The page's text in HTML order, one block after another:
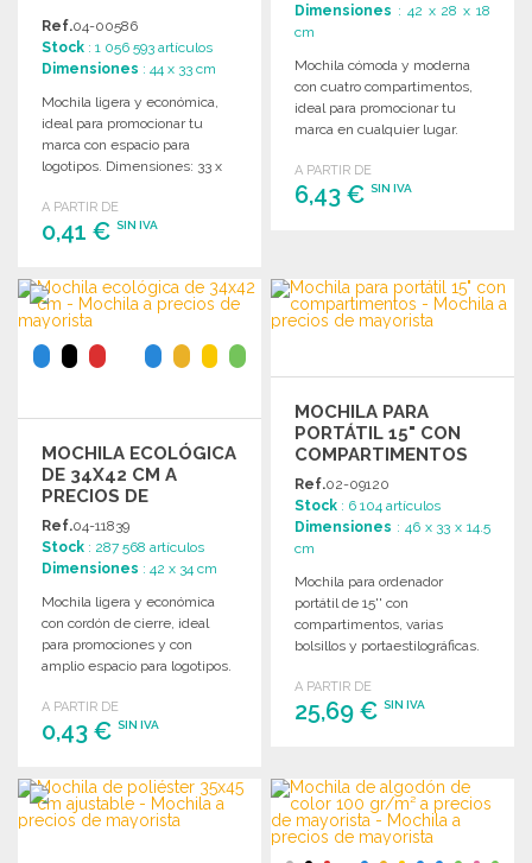
Ref.04-00586
Stock : 1 056 593 artículos
Dimensiones : 44 x 33 cm
Mochila ligera y económica,
ideal para promocionar tu
marca con espacio para
logotipos. Dimensiones: 33 x
A PARTIR DE
0,41 € SIN IVA
PEDIR
Solicitar un presupuesto
Dimensiones : 42 x 28 x 18
cm
Mochila cómoda y moderna
con cuatro compartimentos,
ideal para promocionar tu
marca en cualquier lugar.
A PARTIR DE
6,43 €SIN IVA
Solicitar un presupuesto
MOCHILA ECOLÓGICA
DE 34X42 CM A
PRECIOS DE
MAYORISTA
Ref.04-11839
Stock : 287 568 artículos
Dimensiones : 42 x 34 cm
Mochila ligera y económica
con cordón de cierre, ideal
para promociones y con
amplio espacio para logotipos.
A PARTIR DE
0,43 € SIN IVA
PEDIR
Solicitar un presupuesto
MOCHILA PARA
PORTÁTIL 15" CON
COMPARTIMENTOS
Ref.02-09120
Stock : 6 104 artículos
Dimensiones : 46 x 33 x 14.5
cm
Mochila para ordenador
portátil de 15'' con
compartimentos, varias
bolsillos y portaestilográficas.
Poliester 1680D.
A PARTIR DE
25,69 €SIN IVA
Solicitar un presupuesto